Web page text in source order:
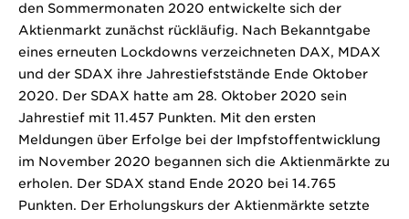
den Sommermonaten 2020 entwickelte sich der
Aktienmarkt zunächst rückläufig. Nach Bekanntgabe
eines erneuten Lockdowns verzeichneten DAX, MDAX
und der SDAX ihre Jahrestiefststände Ende Oktober
2020. Der SDAX hatte am 28. Oktober 2020 sein
Jahrestief mit 11.457 Punkten. Mit den ersten
Meldungen über Erfolge bei der Impfstoffentwicklung
im November 2020 begannen sich die Aktienmärkte zu
erholen. Der SDAX stand Ende 2020 bei 14.765
Punkten. Der Erholungskurs der Aktienmärkte setzte